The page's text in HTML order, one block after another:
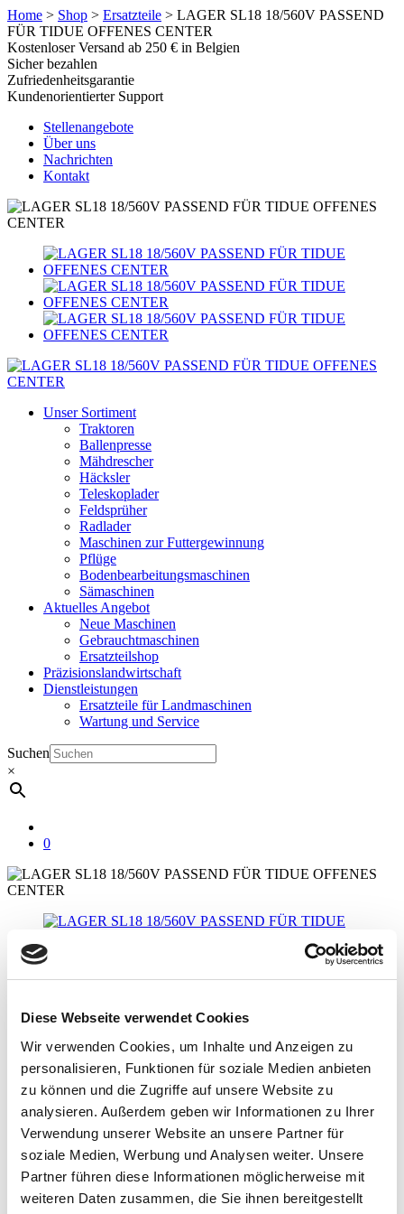
Diese Webseite verwendet Cookies
Wir verwenden Cookies, um Inhalte und Anzeigen zu
personalisieren, Funktionen für soziale Medien anbieten
zu können und die Zugriffe auf unsere Website zu
analysieren. Außerdem geben wir Informationen zu Ihrer
Verwendung unserer Website an unsere Partner für
soziale Medien, Werbung und Analysen weiter. Unsere
Partner führen diese Informationen möglicherweise mit
weiteren Daten zusammen, die Sie ihnen bereitgestellt
Home > Shop > Ersatzteile > LAGER SL18 18/560V PASSEND
FÜR TIDUE OFFENES CENTER
Kostenloser Versand ab 250 € in Belgien
Sicher bezahlen
Zufriedenheitsgarantie
Kundenorientierter Support
Stellenangebote
Über uns
Nachrichten
Kontakt
Unser Sortiment
Traktoren
Ballenpresse
Mähdrescher
Häcksler
Teleskoplader
Feldsprüher
Radlader
Maschinen zur Futtergewinnung
Pflüge
Bodenbearbeitungsmaschinen
Sämaschinen
Aktuelles Angebot
Neue Maschinen
Gebrauchtmaschinen
Ersatzteilshop
Präzisionslandwirtschaft
Dienstleistungen
Ersatzteile für Landmaschinen
Wartung und Service
Suchen
×
0
Suchen
Unser Sortiment
Traktoren
Ballenpresse
Mähdrescher
Häcksler
Teleskoplader